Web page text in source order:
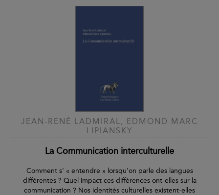
JEAN-RENÉ LADMIRAL, EDMOND MARC
LIPIANSKY
La Communication interculturelle
Comment s' « entendre » lorsqu’on parle des langues
différentes ? Quel impact ces différences ont-elles sur la
communication ? Nos identités culturelles existent-elles